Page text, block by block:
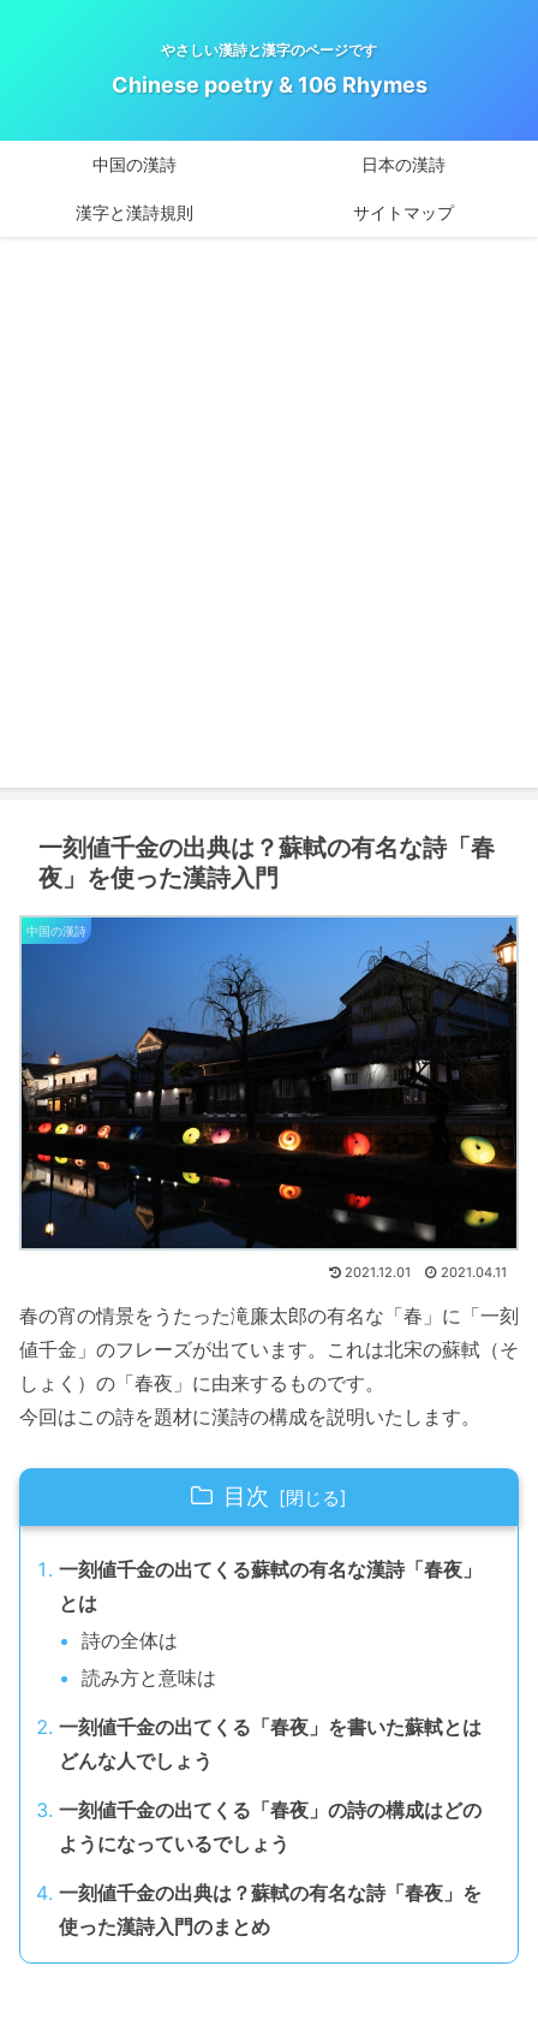
やさしい漢詩と漢字のページです
Chinese poetry & 106 Rhymes
中国の漢詩 日本の漢詩
漢字と漢詩規則 サイトマップ
一刻値千金の出典は？蘇軾の有名な詩「春
夜」を使った漢詩入門
中国の漢詩
2021.12.01 2021.04.11
春の宵の情景をうたった滝廉太郎の有名な「春」に「一刻
値千金」のフレーズが出ています。これは北宋の蘇軾（そ
しょく）の「春夜」に由来するものです。
今回はこの詩を題材に漢詩の構成を説明いたします。
目次
一刻値千金の出てくる蘇軾の有名な漢詩「春夜」
とは
詩の全体は
読み方と意味は
一刻値千金の出てくる「春夜」を書いた蘇軾とは
どんな人でしょう
一刻値千金の出てくる「春夜」の詩の構成はどの
ようになっているでしょう
一刻値千金の出典は？蘇軾の有名な詩「春夜」を
使った漢詩入門のまとめ